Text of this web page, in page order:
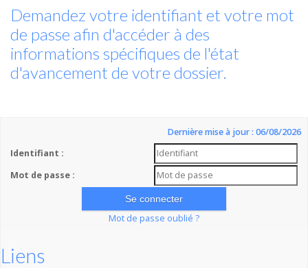
Demandez votre identifiant et votre mot
de passe afin d'accéder à des
informations spécifiques de l'état
d'avancement de votre dossier.
Dernière mise à jour : 06/08/2026
Identifiant :
Mot de passe :
Mot de passe oublié ?
Liens